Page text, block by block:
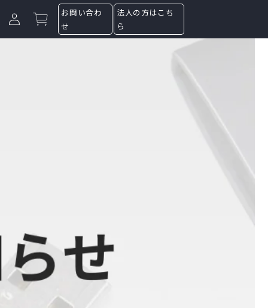
Log in Cart
お問い合わ
せ
法人の方はこち
ら